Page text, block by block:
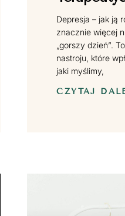
Depresja – jak ją
znacznie więcej
„gorszy dzień”.
nastroju, które
jaki myślimy,
CZYTAJ